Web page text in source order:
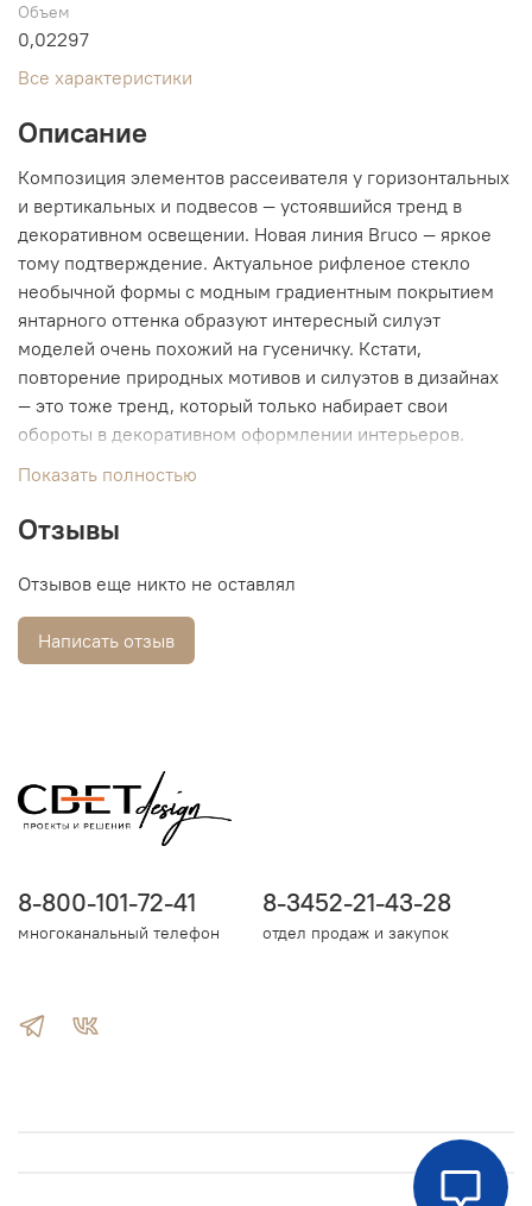
Объем
0,02297
Все характеристики
Описание
Композиция элементов рассеивателя у горизонтальных
и вертикальных и подвесов ― устоявшийся тренд в
декоративном освещении. Новая линия Bruco ― яркое
тому подтверждение. Актуальное рифленое стекло
необычной формы с модным градиентным покрытием
янтарного оттенка образуют интересный силуэт
моделей очень похожий на гусеничку. Кстати,
повторение природных мотивов и силуэтов в дизайнах
― это тоже тренд, который только набирает свои
обороты в декоративном оформлении интерьеров.
Показать полностью
Отзывы
Отзывов еще никто не оставлял
Написать отзыв
8-800-101-72-41
многоканальный телефон
8-3452-21-43-28
отдел продаж и закупок